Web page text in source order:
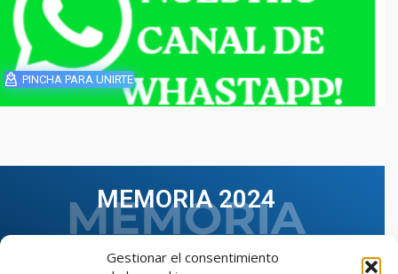
Gestionar el consentimiento
PINCHA PARA UNIRTE
MEMORIA 2024